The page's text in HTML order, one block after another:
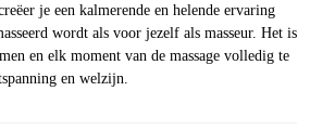
je een kalmerende en helende ervaring
wordt als voor jezelf als masseur. Het is
en elk moment van de massage volledig te
en welzijn.